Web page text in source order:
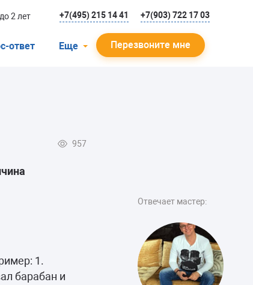
2 лет +7(495) 215 14 41 +7(903) 722 17 03
ответ Еще
Мастера
Перезвоните мне
957
Отвечает мастер:
1.
барабан и